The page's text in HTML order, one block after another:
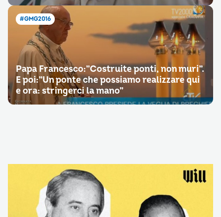
#GMG2016
Papa Francesco:”Costruite ponti, non muri”.
E poi:”Un ponte che possiamo realizzare qui
e ora: stringerci la mano”